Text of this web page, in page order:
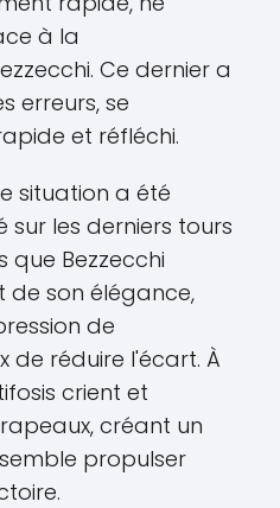
à la
Ce dernier a
erreurs, se
et réfléchi.
situation a été
les derniers tours
que Bezzecchi
de son élégance,
de
de réduire l'écart. À
crient et
créant un
propulser